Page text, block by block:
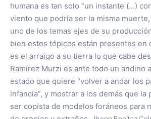
humana es tan solo “un instante (…)
viento que podría ser la misma
uno de los temas ejes de su
bien estos tópicos están presentes en
es el arraigo a su tierra lo que cabe
Ramírez Murzi es ante todo un andino
estado que quiere “volver a andar los
infancia”, y mostrar a los demás que la
ser copista de modelos foráneos para